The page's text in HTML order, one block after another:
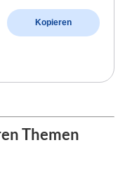
Kopieren
Themen